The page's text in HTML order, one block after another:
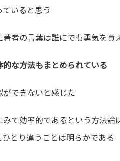
ていると思う
著者の言葉は誰にでも勇気を貰
的な方法もまとめられている
ができないと感じた
て効率的であるという方法
とり違うことは明らかである